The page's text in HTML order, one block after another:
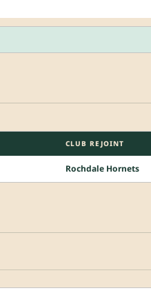
CLUB REJOINT
Rochdale Hornets